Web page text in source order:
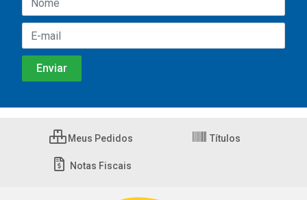
Meus Pedidos Títulos
Notas Fiscais